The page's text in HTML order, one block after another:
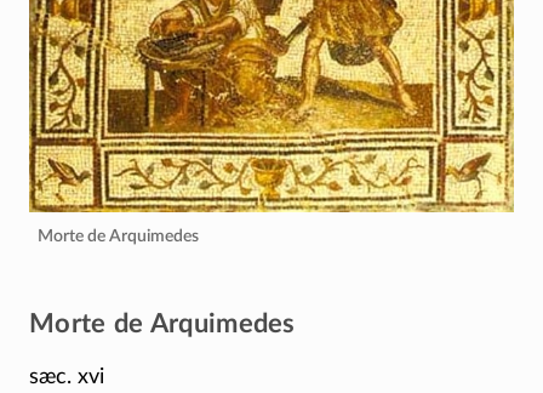
Morte de Arquimedes
Morte de Arquimedes
sæc. xvi